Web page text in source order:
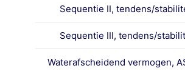
Sequentie II, tendens/
Sequentie III, tendens/
Waterafscheidend vermogen,